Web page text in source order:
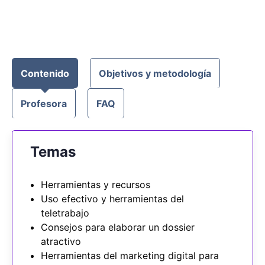
Contenido Objetivos y metodología
Profesora FAQ
Temas
Herramientas y recursos
Uso efectivo y herramientas del
teletrabajo
Consejos para elaborar un dossier
atractivo
Herramientas del marketing digital para